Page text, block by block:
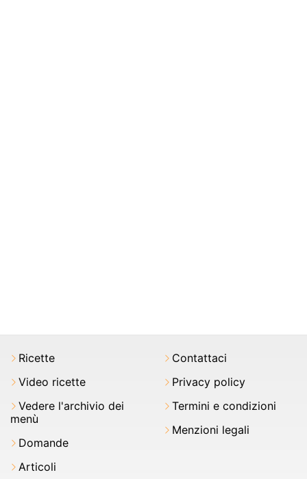
Ricette
Video ricette
Vedere l'archivio dei
menù
Domande
Articoli
Contattaci
Privacy policy
Termini e condizioni
Menzioni legali